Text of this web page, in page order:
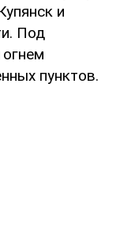
и
Под
пунктов.